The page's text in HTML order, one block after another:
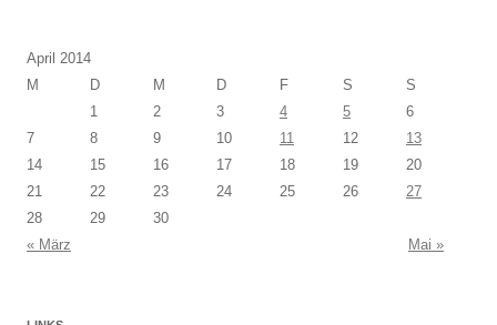
April 2014
M
D M D F S
S
1
2 3 4 5
6
7
8 9 10 11 12
13
14
15 16 17 18 19
20
21
22 23 24 25 26
27
28
29
30
« März
Mai »